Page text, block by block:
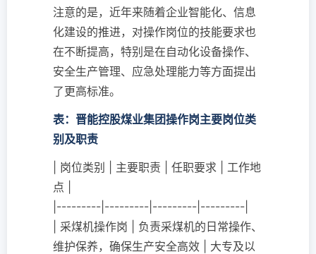
注意的是，近年来随着企业智能化、信息
化建设的推进，对操作岗位的技能要求也
在不断提高，特别是在自动化设备操作、
安全生产管理、应急处理能力等方面提出
了更高标准。
表：晋能控股煤业集团操作岗主要岗位类
别及职责
| 岗位类别 | 主要职责 | 任职要求 | 工作地
点 |
|---------|---------|---------|---------|
| 采煤机操作岗 | 负责采煤机的日常操作、
维护保养，确保生产安全高效 | 大专及以